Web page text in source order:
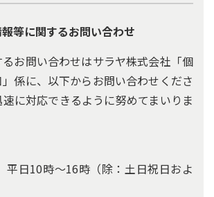
報等に関するお問い合わせ
お問い合わせはサラヤ株式会社「個
係に、以下からお問い合わせくださ
に対応できるように努めてまいりま
日10時～16時（除：土日祝日およ